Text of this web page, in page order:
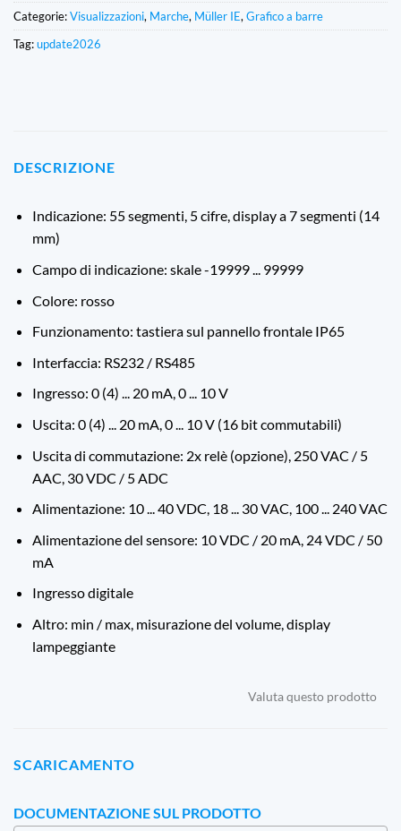
Categorie:Visualizzazioni, Marche, Müller IE, Grafico a barre
Tag:update2026
DESCRIZIONE
Indicazione: 55 segmenti, 5 cifre, display a 7 segmenti (14
mm)
Campo di indicazione: skale -19999 ... 99999
Colore: rosso
Funzionamento: tastiera sul pannello frontale IP65
Interfaccia: RS232 / RS485
Ingresso: 0 (4) ... 20 mA, 0 ... 10 V
Uscita: 0 (4) ... 20 mA, 0 ... 10 V (16 bit commutabili)
Uscita di commutazione: 2x relè (opzione), 250 VAC / 5
AAC, 30 VDC / 5 ADC
Alimentazione: 10 ... 40 VDC, 18 ... 30 VAC, 100 ... 240 VAC
Alimentazione del sensore: 10 VDC / 20 mA, 24 VDC / 50
mA
Ingresso digitale
Altro: min / max, misurazione del volume, display
lampeggiante
Valuta questo prodotto
SCARICAMENTO
DOCUMENTAZIONE SUL PRODOTTO